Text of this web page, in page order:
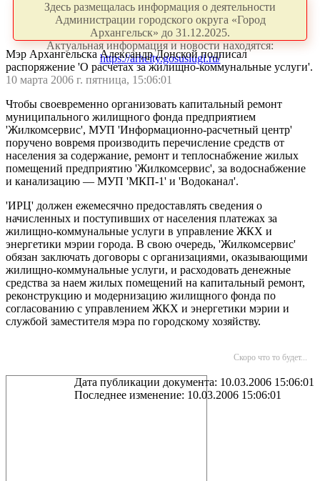
Здесь размещалась информация о деятельности
Администрации городского округа «Город
Архангельск» до 31.12.2025.
Актуальная информация и новости находятся:
https://arhcity.gosuslugi.ru/
Мэр Архангельска Александр Донской подписал
распоряжение 'О расчетах за жилищно-коммунальные услуги'.
10 марта 2006 г. пятница, 15:06:01
Чтобы своевременно организовать капитальный ремонт
муниципального жилищного фонда предприятием
'Жилкомсервис', МУП 'Информационно-расчетный центр'
поручено вовремя производить перечисление средств от
населения за содержание, ремонт и теплоснабжение жилых
помещений предприятию 'Жилкомсервис', за водоснабжение
и канализацию — МУП 'МКП-1' и 'Водоканал'.
'ИРЦ' должен ежемесячно предоставлять сведения о
начисленных и поступивших от населения платежах за
жилищно-коммунальные услуги в управление ЖКХ и
энергетики мэрии города. В свою очередь, 'Жилкомсервис'
обязан заключать договоры с организациями, оказывающими
жилищно-коммунальные услуги, и расходовать денежные
средства за наем жилых помещений на капитальный ремонт,
реконструкцию и модернизацию жилищного фонда по
согласованию с управлением ЖКХ и энергетики мэрии и
службой заместителя мэра по городскому хозяйству.
Скоро что то будет...
Дата публикации документа: 10.03.2006 15:06:01
Последнее изменение: 10.03.2006 15:06:01